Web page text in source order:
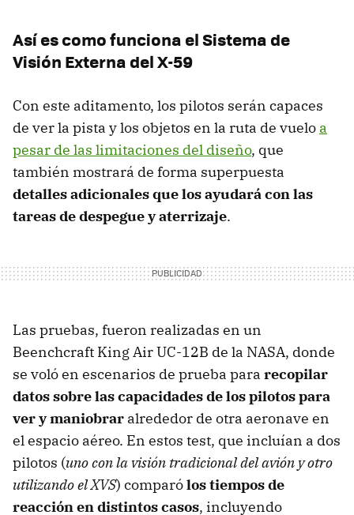
Así es como funciona el Sistema de
Visión Externa del X-59
Con este aditamento, los pilotos serán capaces
de ver la pista y los objetos en la ruta de vuelo a
pesar de las limitaciones del diseño, que
también mostrará de forma superpuesta
detalles adicionales que los ayudará con las
tareas de despegue y aterrizaje.
Las pruebas, fueron realizadas en un
Beenchcraft King Air UC-12B de la NASA, donde
se voló en escenarios de prueba para recopilar
datos sobre las capacidades de los pilotos para
ver y maniobrar alrededor de otra aeronave en
el espacio aéreo. En estos test, que incluían a dos
pilotos (uno con la visión tradicional del avión y otro
utilizando el XVS) comparólos tiempos de
reacción en distintos casos, incluyendo